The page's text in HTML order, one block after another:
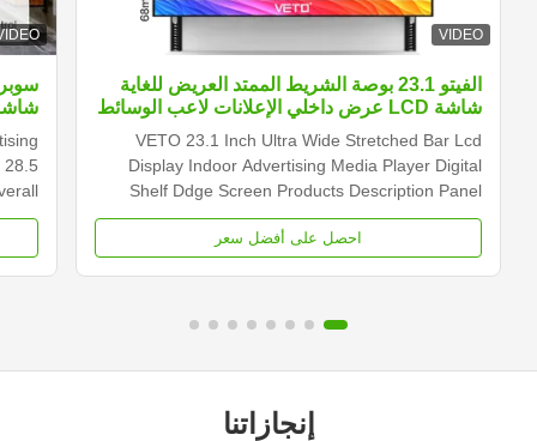
VIDEO
الفيتو 23.1 بوصة الشريط الممتد العريض للغاية
شاشة LCD عرض داخلي الإعلانات لاعب الوسائط
الرقمية الرف الحافة الشاشة
VETO 23.1 Inch Ultra Wide Stretched Bar Lcd
Display Indoor Advertising Media Player Digital
Shelf Ddge Screen Products Description Panel
type 23.1 inch LCD screen Installation Wall mount
Display dimension 585.6mm *48.19mm Display
احصل على أفضل سعر
28.5
إنجازاتنا